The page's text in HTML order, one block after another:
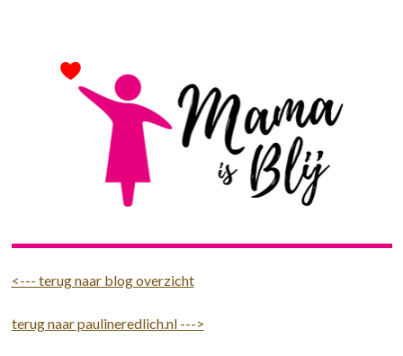
<--- terug naar blog overzicht
terug naar paulineredlich.nl --->